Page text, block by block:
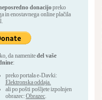
donacijopreko
in enostavnega online plačila
da namenitedel vaše
:
preko portala e-Davki:
Elektronska oddaja.
ali po pošti pošljete izpolnjen
obrazec:Obrazec.